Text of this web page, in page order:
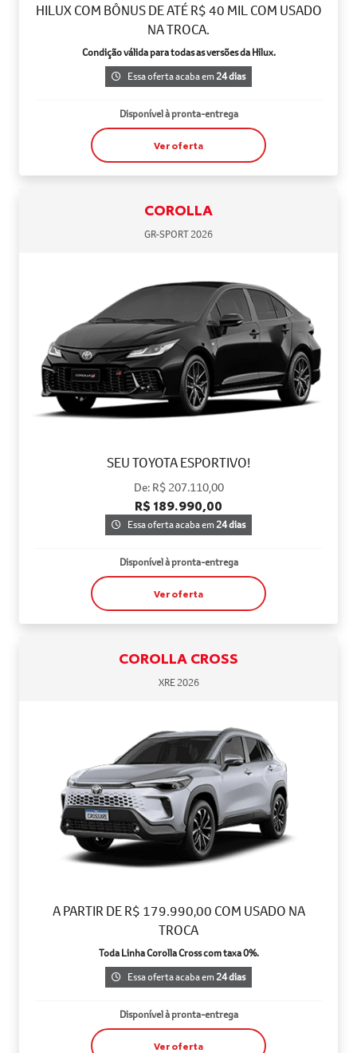
HILUX COM BÔNUS DE ATÉ R$ 40 MIL COM USADO
NA TROCA.
Condição válida para todas as versões da Hilux.
Essa oferta acaba em24 dias
Disponível à pronta-entrega
Ver oferta
COROLLA
GR-SPORT 2026
SEU TOYOTA ESPORTIVO!
De: R$ 207.110,00
R$ 189.990,00
Essa oferta acaba em24 dias
Disponível à pronta-entrega
Ver oferta
COROLLA CROSS
XRE 2026
A PARTIR DE R$ 179.990,00 COM USADO NA
TROCA
Toda Linha Corolla Cross com taxa 0%.
Essa oferta acaba em24 dias
Disponível à pronta-entrega
Ver oferta